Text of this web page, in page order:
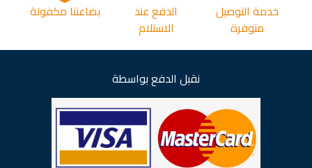
خدمة التوصيل
متوفرة
الدفع عند
الاستلام
بضاعتنا مكفولة
نقبل الدفع بواسطة